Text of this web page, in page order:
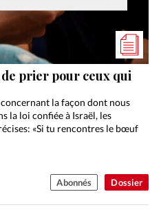
Dossier
prier pour ceux qui
concernant la façon dont nous
la loi confiée à Israël, les
«Si tu rencontres le bœuf
Abonnés